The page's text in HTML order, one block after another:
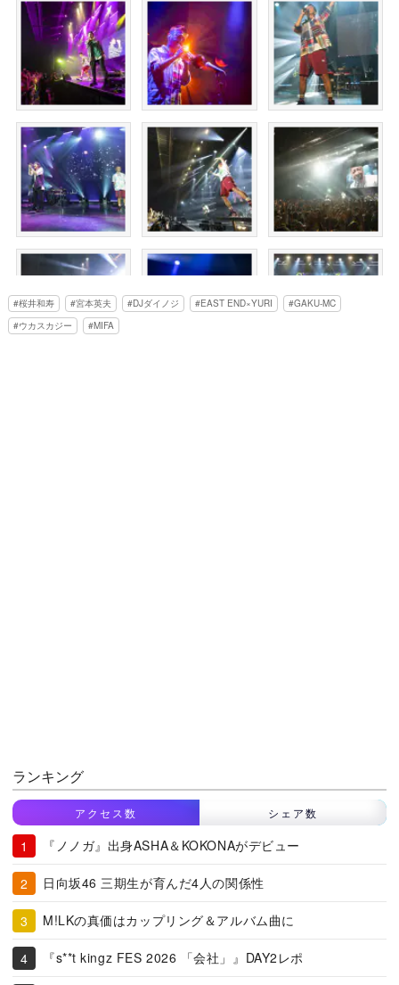
桜井和寿 宮本英夫 DJダイノジ EAST END×YURI
GAKU-MC
ウカスカジー
MIFA
ランキング
アクセス数 シェア数
『ノノガ』出身ASHA＆KOKONAがデビュー
日向坂46 三期生が育んだ4人の関係性
M!LKの真価はカップリング＆アルバム曲に
『s**t kingz FES 2026 「会社」』DAY2レポ